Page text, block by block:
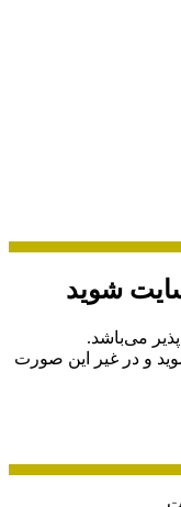
شوید
می‌باشد.
و در غیر این صورت